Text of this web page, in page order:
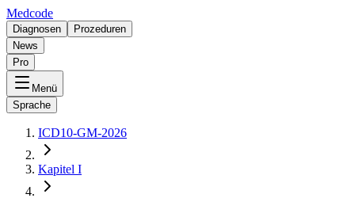
Medcode
Diagnosen
Prozeduren
News
Pro
Menü
Sprache
ICD10-GM-2026
Kapitel I